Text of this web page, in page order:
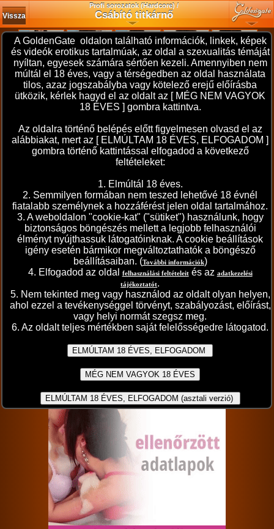
Profi sorozatok (Hardcore) /
Csábító titkárnő
Vissza
A GoldenGate oldalon található információk, linkek, képek
és videók erotikus tartalmúak, az oldal a szexualitás témáját
nyíltan, egyesek számára sértően kezeli. Amennyiben nem
múltál el 18 éves, vagy a térségedben az oldal használata
tilos, azaz jogszabályba vagy kötelező erejű előírásba
ütközik, kérlek hagyd el az oldalt az [ MÉG NEM VAGYOK
18 ÉVES ] gombra kattintva.
Az oldalra történő belépés előtt figyelmesen olvasd el az
alábbiakat, mert az [ ELMÚLTAM 18 ÉVES, ELFOGADOM ]
gombra történő kattintással elfogadod a következő
feltételeket:
1. Elmúltál 18 éves.
2. Semmilyen formában nem teszed lehetővé 18 évnél
fiatalabb személynek a hozzáférést jelen oldal tartalmához.
3. A weboldalon "cookie-kat" ("sütiket") használunk, hogy
biztonságos böngészés mellett a legjobb felhasználói
élményt nyújthassuk látogatóinknak. A cookie beállítások
igény esetén bármikor megváltoztathatók a böngésző
beállításaiban. (További információk)
4. Elfogadod az oldal
felhasználási feltételeités az adatkezelési
tájékoztatót.
5. Nem tekinted meg vagy használod az oldalt olyan helyen,
ahol ezzel a tevékenységgel törvényt, szabályozást, előírást,
vagy helyi normát szegsz meg.
6. Az oldalt teljes mértékben saját felelősségedre látogatod.
‹ »
›
/ 14
A sorozat adatai
2026. május 15.
A sorozat kategóriái:
hardcore kopasz pina testre élvezés orál
4.85/5 (27db)